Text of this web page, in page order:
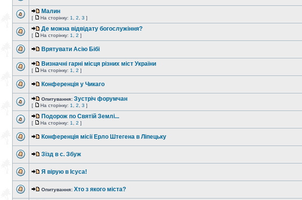
Малин
[ На сторінку: 1 2 3 ]
Де можна відвідату богослужіння?
[ На сторінку: 1 2 ]
Врятувати Асію Бібі
Визначні гарні місця різних міст України
[ На сторінку: 1 2 ]
Конференція у Чикаго
Опитування: Зустріч форумчан
[ На сторінку: 1 2 3 ]
Подорож по Святій Землі...
[ На сторінку: 1 2 ]
Конференція місії Ерло Штегена в Ліпецьку
Зїзд в с. Збуж
Я вірую в Ісуса!
Опитування: Хто з якого міста?